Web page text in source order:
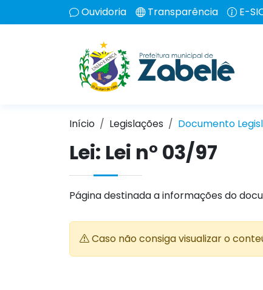
Ouvidoria Transparência E-
Início Legislações Documento
Lei: Lei n° 03/97
Página destinada a informações do
Caso não consiga visualizar o